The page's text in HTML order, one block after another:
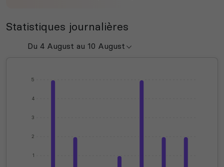
Statistiques journalières
1
2
3
4
5